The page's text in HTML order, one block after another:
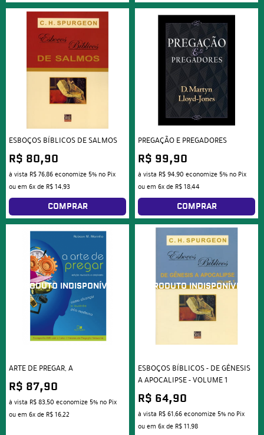
ESBOÇOS BÍBLICOS DE SALMOS
R$ 80,90
à vista R$ 76,86economize 5% no Pix
ou em 6xde R$ 14,93
COMPRAR
PREGAÇÃO E PREGADORES
R$ 99,90
à vista R$ 94,90 economize 5% no Pix
ou em 6xde R$ 18,44
COMPRAR
ARTE DE PREGAR, A
R$ 87,90
à vista R$ 83,50 economize 5% no Pix
ou em 6xde R$ 16,22
ESBOÇOS BÍBLICOS - DE GÊNESIS
A APOCALIPSE - VOLUME 1
R$ 64,90
à vista R$ 61,66economize 5% no Pix
ou em 6xde R$ 11,98